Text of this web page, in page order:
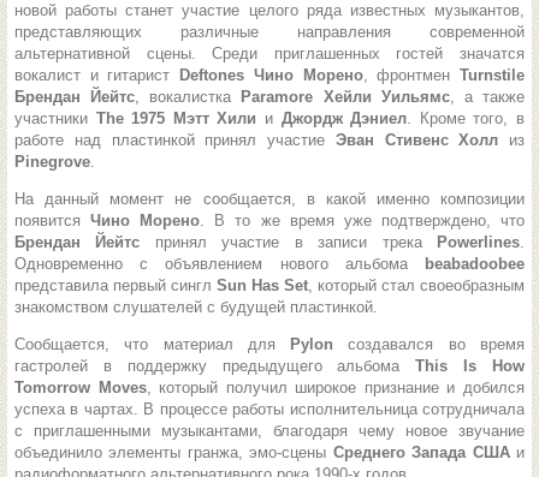
новой работы станет участие целого ряда известных музыкантов,
представляющих различные направления современной
альтернативной сцены.Среди приглашенных гостей значатся
вокалист и гитарист
Deftones Чино Морено, фронтменTurnstile
Брендан Йейтс, вокалистка Paramore Хейли Уильямс, а также
участники The 1975 Мэтт Хили и Джордж Дэниел. Кроме того, в
работе над пластинкой принял участие Эван Стивенс Холл из
Pinegrove.
На данный момент не сообщается, в какой именно композиции
появитсяЧино Морено. В то же время уже подтверждено, что
Брендан Йейтс принял участие в записи трека Powerlines.
Одновременно с объявлением нового альбома
beabadoobee
представила первый сингл Sun Has Set, который стал своеобразным
знакомством слушателей с будущей пластинкой.
Сообщается, что материал для Pylonсоздавался во время
гастролей в поддержку предыдущего альбомаThis Is How
Tomorrow Moves, который получил широкое признание и добился
успеха в чартах. В процессе работы исполнительница сотрудничала
с приглашенными музыкантами, благодаря чему новое звучание
объединило элементы гранжа, эмо-сцены Среднего Запада СШАи